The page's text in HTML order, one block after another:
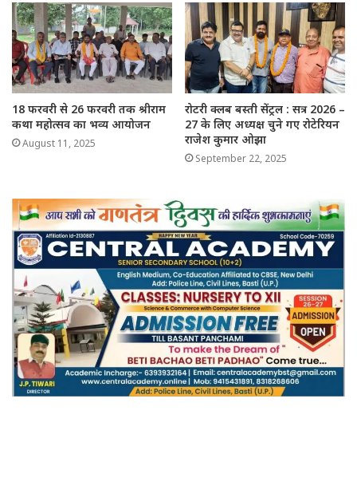
18 फरवरी से 26 फरवरी तक श्रीराम
कथा महोत्सव का भव्य आयोजन
August 11, 2025
रोटरी क्लब बस्ती सेंट्रल : सत्र 2026 –
27 के लिए अध्यक्ष चुने गए रोटेरियन
राजेश कुमार ओझा
September 22, 2025